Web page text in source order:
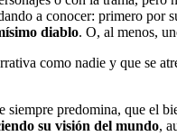
a conocer: primero
diablo. O, al menos,
como nadie y que se
siempre predomina, que el
su visión del mundo,